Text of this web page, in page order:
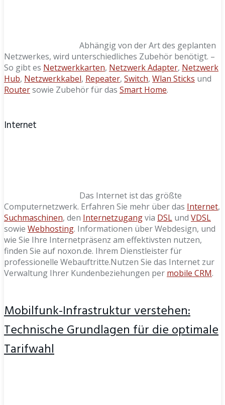
Abhängig von der Art des geplanten
Netzwerkes, wird unterschiedliches Zubehör benötigt. –
So gibt es Netzwerkkarten, Netzwerk Adapter, Netzwerk
Hub, Netzwerkkabel, Repeater, Switch, Wlan Sticks und
Routersowie Zubehör für das Smart Home.
Internet
Das Internet ist das größte
Computernetzwerk. Erfahren Sie mehr über das Internet,
Suchmaschinen, den Internetzugangvia DSL und VDSL
sowie Webhosting. Informationen über Webdesign, und
wie Sie Ihre Internetpräsenz am effektivsten nutzen,
finden Sie auf noxon.de. Ihrem Dienstleister für
professionelle Webauftritte.Nutzen Sie das Internet zur
Verwaltung Ihrer Kundenbeziehungen per mobile CRM.
Mobilfunk-Infrastruktur verstehen:
Technische Grundlagen für die optimale
Tarifwahl